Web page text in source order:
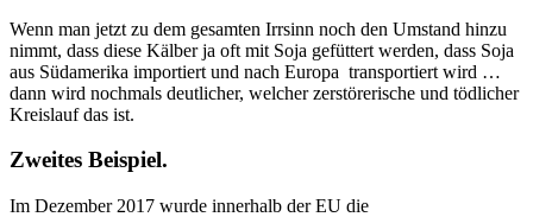
Wenn man jetzt zu dem gesamten Irrsinn noch den Umstand hinzu
nimmt, dass diese Kälber ja oft mit Soja gefüttert werden, dass Soja
aus Südamerika importiert und nach Europa transportiert wird …
dann wird nochmals deutlicher, welcher zerstörerische und tödlicher
Kreislauf das ist.
Zweites Beispiel.
Im Dezember 2017 wurde innerhalb der EU die